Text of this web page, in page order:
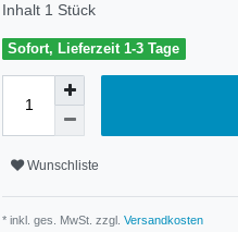
Inhalt 1 Stück
Sofort, Lieferzeit 1-3 Tage
Wunschliste
* inkl. ges. MwSt. zzgl. Versandkosten